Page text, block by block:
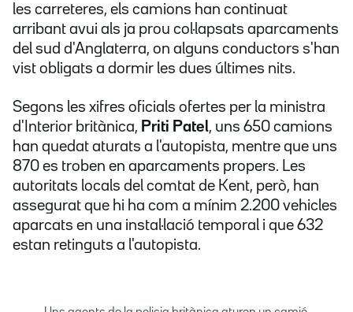
les carreteres, els camions han continuat
arribant avui als ja prou col·lapsats aparcaments
del sud d'Anglaterra, on alguns conductors s'han
vist obligats a dormir les dues últimes nits.
Segons les xifres oficials ofertes per la ministra
d'Interior britànica, Priti Patel, uns 650 camions
han quedat aturats a l'autopista, mentre que uns
870 es troben en aparcaments propers. Les
autoritats locals del comtat de Kent, però, han
assegurat que hi ha com a mínim 2.200 vehicles
aparcats en una instal·lació temporal i que 632
estan retinguts a l'autopista.